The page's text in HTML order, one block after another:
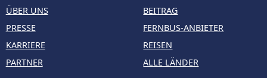
ÜBER UNS
PRESSE
KARRIERE
PARTNER
BEITRAG
FERNBUS-ANBIETER
REISEN
ALLE LÄNDER